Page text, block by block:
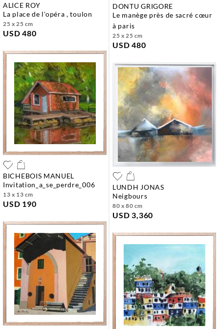
ALICE ROY
la place de l'opéra , toulon
25 x 25 cm
USD 480
DONTU GRIGORE
le manège près de sacré cœur
à paris
25 x 25 cm
USD 480
BICHEBOIS MANUEL
invitation_a_se_perdre_006
13 x 13 cm
USD 190
LUNDH JONAS
neigbours
80 x 80 cm
USD 3,360